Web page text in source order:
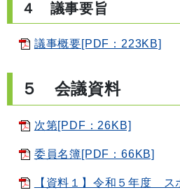
４ 議事要旨
議事概要[PDF：223KB]
５ 会議資料
次第[PDF：26KB]
委員名簿[PDF：66KB]
【資料１】令和５年度 ス